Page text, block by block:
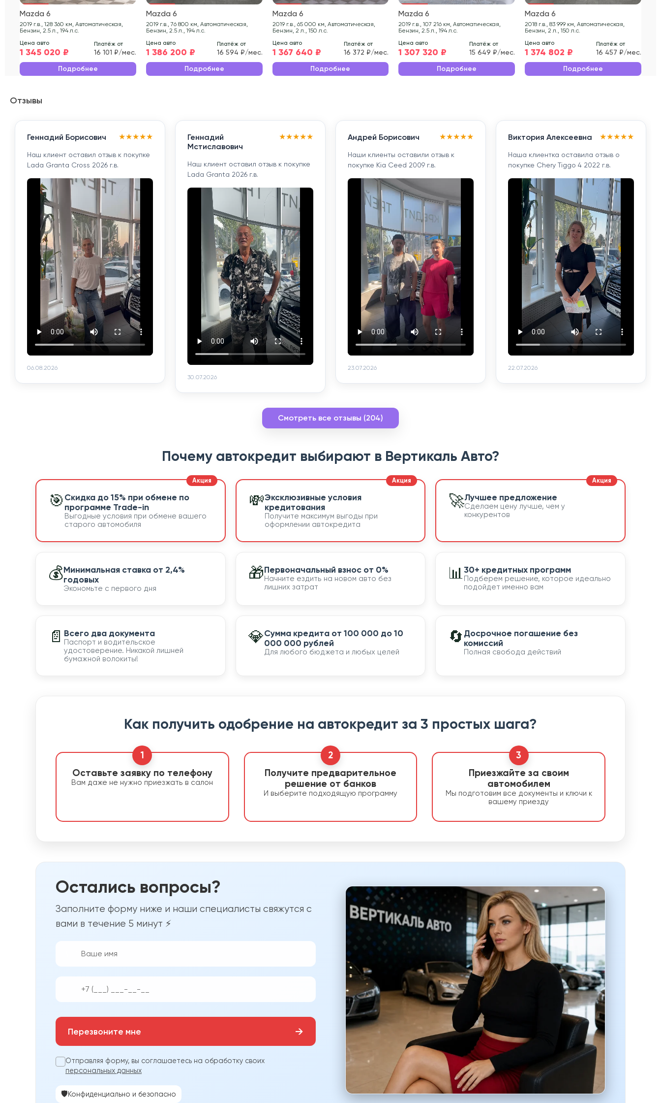
Mazda 6
2019 г.в., 128 360 км, Автоматическая,
Бензин, 2.5 л., 194 л.с.
Цена авто
1 345 020 ₽
Платёж от
16 101 ₽/мес.
Подробнее
Mazda 6
2019 г.в., 76 800 км, Автоматическая,
Бензин, 2.5 л., 194 л.с.
Цена авто
1 386 200 ₽
Платёж от
16 594 ₽/мес.
Подробнее
Mazda 6
2019 г.в., 65 000 км, Автоматическая,
Бензин, 2 л., 150 л.с.
Цена авто
1 367 640 ₽
Платёж от
16 372 ₽/мес.
Подробнее
Mazda 6
2019 г.в., 107 216 км, Автоматическая,
Бензин, 2.5 л., 194 л.с.
Цена авто
1 307 320 ₽
Платёж от
15 649 ₽/мес.
Подробнее
Mazda 6
2018 г.в., 83 999 км, Автоматическая,
Бензин, 2 л., 150 л.с.
Цена авто
1 374 802 ₽
Платёж от
16 457 ₽/мес.
Подробнее
Отзывы
Геннадий Борисович ★★★★★
Наш клиент оставил отзыв к покупке
Lada Granta Cross 2026 г.в.
06.08.2026
Геннадий
Мстиславович
★★★★★
Наш клиент оставил отзыв к покупке
Lada Granta 2026 г.в.
30.07.2026
Андрей Борисович ★★★★★
Наши клиенты оставили отзыв к
покупке Kia Ceed 2009 г.в.
23.07.2026
Виктория Алексеевна ★★★★★
Наша клиентка оставила отзыв о
покупке Chery Tiggo 4 2022 г.в.
22.07.2026
Смотреть все отзывы (204)
Почему автокредит выбирают в Вертикаль Авто?
🎯 Скидка до 15% при обмене по
программе Trade-in
Выгодные условия при обмене вашего
старого автомобиля
💸Эксклюзивные условия
кредитования
Получите максимум выгоды при
оформлении автокредита
🚀Лучшее предложение
Сделаем цену лучше, чем у
конкурентов
💰Минимальная ставка от 2,4%
годовых
Экономьте с первого дня
🎁Первоначальный взнос от 0%
Начните ездить на новом авто без
лишних затрат
📊30+ кредитных программ
Подберем решение, которое идеально
подойдет именно вам
📄 Всего два документа
Паспорт и водительское
удостоверение. Никакой лишней
бумажной волокиты!
💎Сумма кредита от 100 000 до 10
000 000 рублей
Для любого бюджета и любых целей
🔄 Досрочное погашение без
комиссий
Полная свобода действий
Как получить одобрение на автокредит за 3 простых шага?
1
Оставьте заявку по телефону
Вам даже не нужно приезжать в салон
2
Получите предварительное
решение от банков
И выберите подходящую программу
3
Приезжайте за своим
автомобилем
Мы подготовим все документы и ключи к
вашему приезду
Остались вопросы?
Заполните форму ниже и наши специалисты свяжутся с
вами в течение 5 минут ⚡
Перезвоните мне →
Отправляя форму, вы соглашаетесь на обработку своих
персональных данных
🛡️Конфиденциально и безопасно